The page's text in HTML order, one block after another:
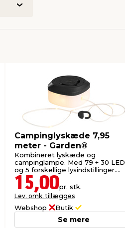
Campinglyskæde 7,95
meter - Garden®
Kombineret lyskæde og
campinglampe. Med 79 + 30 LED
og 5 forskellige lysindstillinger.
Driftstid op til 7,5 timer.
15,00pr. stk.
Lev. omk. tillægges
Webshop Butik
Se mere